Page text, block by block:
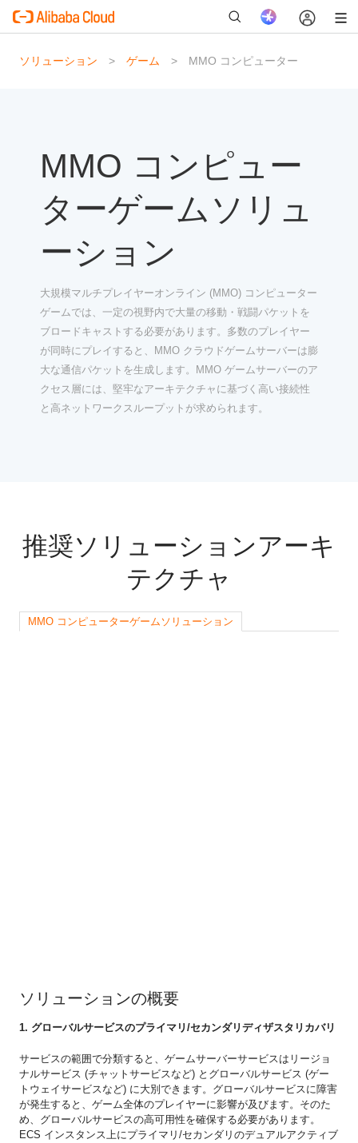
ソリューション ゲーム MMO コンピューター
MMO コンピュー
ターゲームソリュ
ーション
大規模マルチプレイヤーオンライン (MMO) コンピューター
ゲームでは、一定の視野内で大量の移動・戦闘パケットを
ブロードキャストする必要があります。多数のプレイヤー
が同時にプレイすると、MMO クラウドゲームサーバーは膨
大な通信パケットを生成します。MMO ゲームサーバーのア
クセス層には、堅牢なアーキテクチャに基づく高い接続性
と高ネットワークスループットが求められます。
推奨ソリューションアーキ
テクチャ
MMO コンピューターゲームソリューション
ソリューションの概要
1. グローバルサービスのプライマリ/セカンダリディザスタリカバリ
サービスの範囲で分類すると、ゲームサーバーサービスはリージョ
ナルサービス (チャットサービスなど) とグローバルサービス (ゲー
トウェイサービスなど) に大別できます。グローバルサービスに障害
が発生すると、ゲーム全体のプレイヤーに影響が及びます。そのた
め、グローバルサービスの高可用性を確保する必要があります。
ECS インスタンス上にプライマリ/セカンダリのデュアルアクティブ